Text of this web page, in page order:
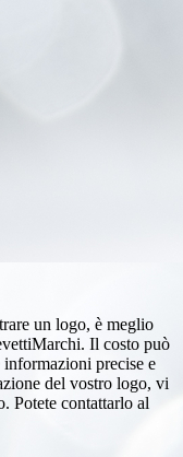
un logo, è meglio
Il costo può
precise e
del vostro logo, vi
Potete contattarlo al